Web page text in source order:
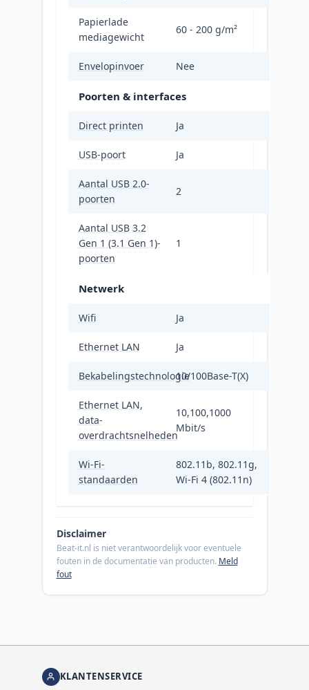
Papierlade
mediagewicht
60 - 200 g/m²
Envelopinvoer Nee
Poorten & interfaces
Direct printen Ja
USB-poort Ja
Aantal USB 2.0-
poorten
2
Aantal USB 3.2
Gen 1 (3.1 Gen 1)-
poorten
1
Netwerk
Wifi Ja
Ethernet LAN Ja
Bekabelingstechnologie10/100Base-T(X)
Ethernet LAN,
data-
overdrachtsnelheden
10,100,1000
Mbit/s
Wi-Fi-
standaarden
802.11b, 802.11g,
Wi-Fi 4 (802.11n)
Disclaimer
Beat-it.nl is niet verantwoordelijk voor eventuele
fouten in de documentatie van producten. Meld
fout
KLANTENSERVICE